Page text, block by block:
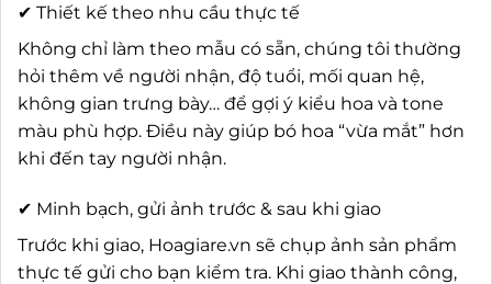
✔ Thiết kế theo nhu cầu thực tế
Không chỉ làm theo mẫu có sẵn, chúng tôi thường
hỏi thêm về người nhận, độ tuổi, mối quan hệ,
không gian trưng bày… để gợi ý kiểu hoa và tone
màu phù hợp. Điều này giúp bó hoa “vừa mắt” hơn
khi đến tay người nhận.
✔ Minh bạch, gửi ảnh trước & sau khi giao
Trước khi giao, Hoagiare.vn sẽ chụp ảnh sản phẩm
thực tế gửi cho bạn kiểm tra. Khi giao thành công,